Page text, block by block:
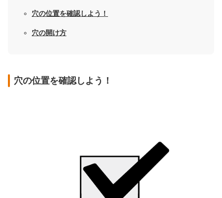
穴の位置を確認しよう！
穴の開け方
穴の位置を確認しよう！